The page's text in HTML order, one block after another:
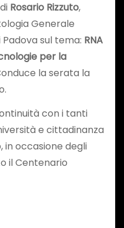
Rosario Rizzuto,
Generale
Padova sul tema: RNA
per la
la serata la
con i tanti
e cittadinanza
in occasione degli
il Centenario